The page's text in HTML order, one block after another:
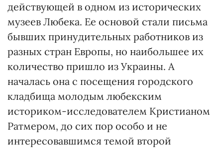
действующей в одном из исторических
музеев Любека. Ее основой стали письма
бывших принудительных работников из
разных стран Европы, но наибольшее их
количество пришло из Украины. А
началась она с посещения городского
кладбища молодым любекским
историком-исследователем Кристианом
Ратмером, до сих пор особо и не
интересовавшимся темой второй